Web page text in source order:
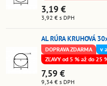
3,19 €
3,92 € s DPH
AL RÚRA KRUHOVÁ
DOPRAVA ZDARMA
v
ZĽAVY od 5 % až do 25
7,59 €
9,34 € s DPH